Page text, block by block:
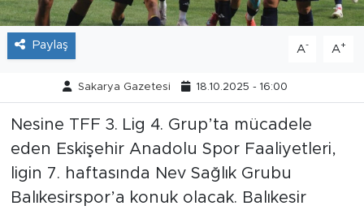
Paylaş A- A+
Sakarya Gazetesi 18.10.2025 - 16:00
Nesine TFF 3. Lig 4. Grup’ta mücadele
eden Eskişehir Anadolu Spor Faaliyetleri,
ligin 7. haftasında Nev Sağlık Grubu
Balıkesirspor’a konuk olacak. Balıkesir
Teknoloji
Politika